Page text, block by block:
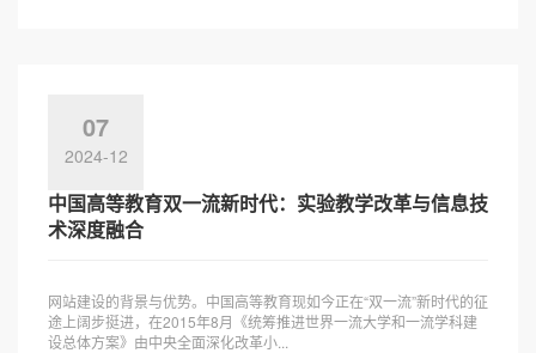
07
2024-12
中国高等教育双一流新时代：实验教学改革与信息技
术深度融合
网站建设的背景与优势。中国高等教育现如今正在“双一流”新时代的征
途上阔步挺进，在2015年8月《统筹推进世界一流大学和一流学科建
设总体方案》由中央全面深化改革小...